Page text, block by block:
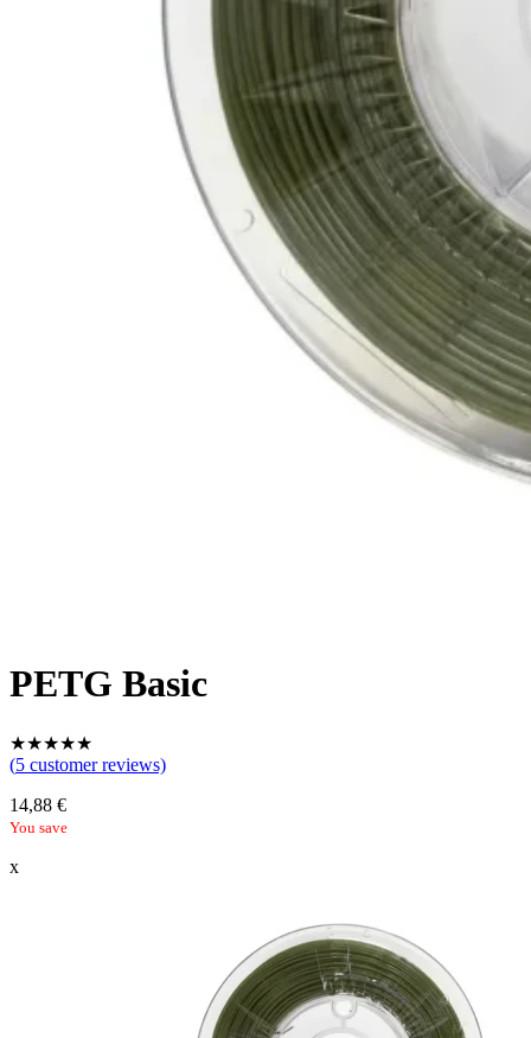
PETG Basic
★★★★★
(5 customer reviews)
14,88 €
You save
x